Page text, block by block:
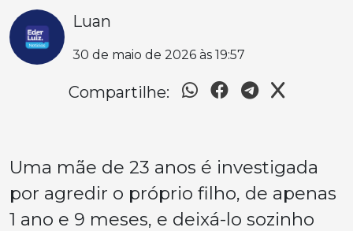
Luan
30 de maio de 2026 às 19:57
Compartilhe:
Uma mãe de 23 anos é investigada
por agredir o próprio filho, de apenas
1 ano e 9 meses, e deixá-lo sozinho